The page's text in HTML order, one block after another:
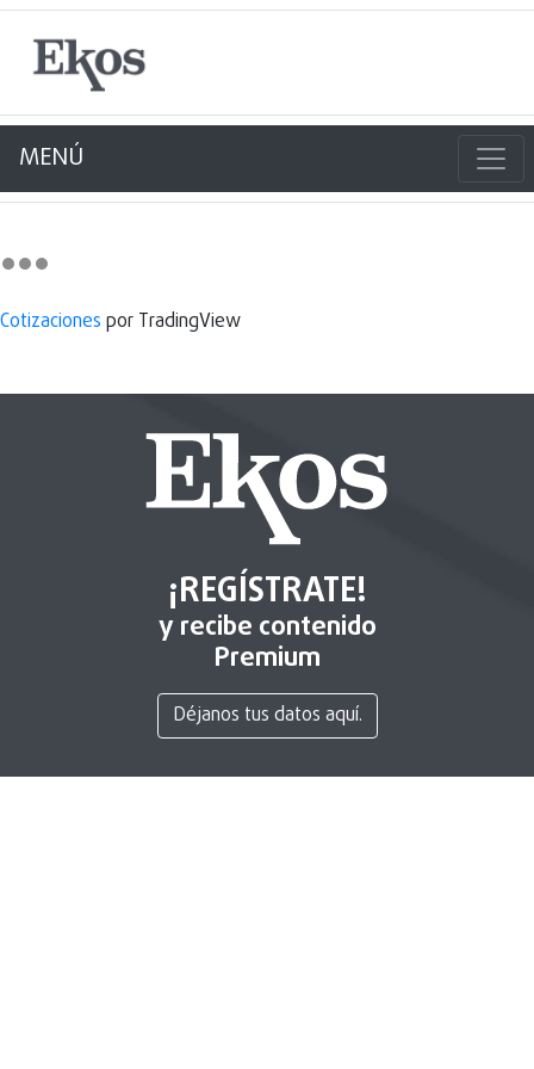
MENÚ
Cotizaciones por TradingView
¡REGÍSTRATE!
y recibe contenido
Premium
Déjanos tus datos aquí.